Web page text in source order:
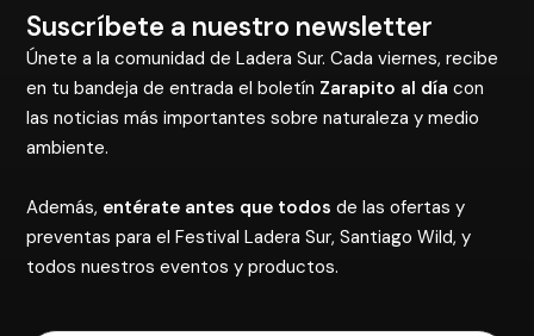
Suscríbete a nuestro newsletter
Únete a la comunidad de Ladera Sur. Cada viernes, recibe
en tu bandeja de entrada el boletín Zarapito al día con
las noticias más importantes sobre naturaleza y medio
ambiente.
Además, entérate antes que todos de las ofertas y
preventas para el Festival Ladera Sur, Santiago Wild, y
todos nuestros eventos y productos.